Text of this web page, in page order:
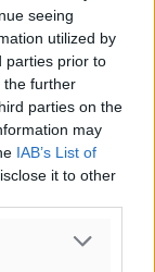
seeing
utilized by
parties prior to
the further
parties on the
may
IAB’s List of
it to other
Δηλώσεων
κατέθεσαν
2016